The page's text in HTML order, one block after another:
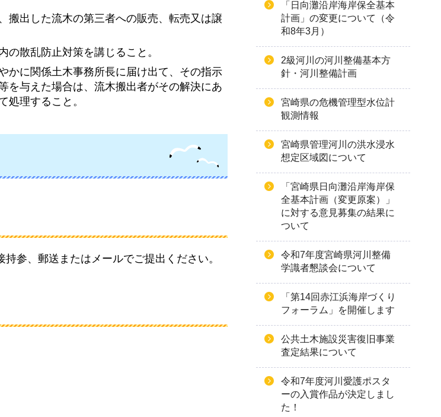
搬出した流木の第三者への販売、転売又は譲
散乱防止対策を講じること。
かに関係土木事務所長に届け出て、その指示
を与えた場合は、流木搬出者がその解決にあ
処理すること。
参、郵送またはメールでご提出ください。
「日向灘沿岸海岸保全基本
計画」の変更について（令
和8年3月）
2級河川の河川整備基本方
針・河川整備計画
宮崎県の危機管理型水位計
観測情報
宮崎県管理河川の洪水浸水
想定区域図について
「宮崎県日向灘沿岸海岸保
全基本計画（変更原案）」
に対する意見募集の結果に
ついて
令和7年度宮崎県河川整備
学識者懇談会について
「第14回赤江浜海岸づくり
フォーラム」を開催します
公共土木施設災害復旧事業
査定結果について
令和7年度河川愛護ポスタ
ーの入賞作品が決定しまし
た！